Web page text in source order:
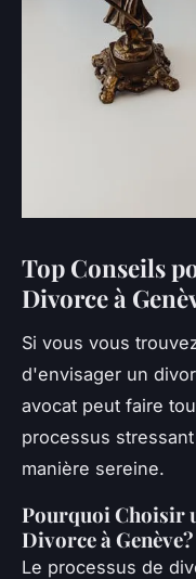
Top Conseils
Divorce à
Si vous vous
d'envisager un
avocat peut faire
processus
manière sereine.
Pourquoi Choisir
Divorce à Genève?
Le processus de